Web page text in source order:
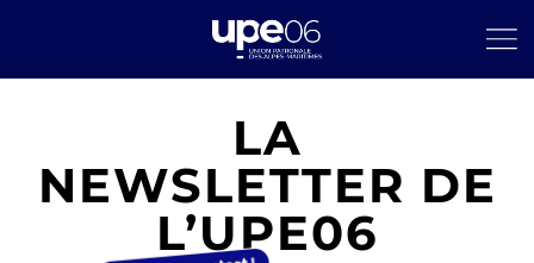
LA
NEWSLETTER DE
L’UPE06